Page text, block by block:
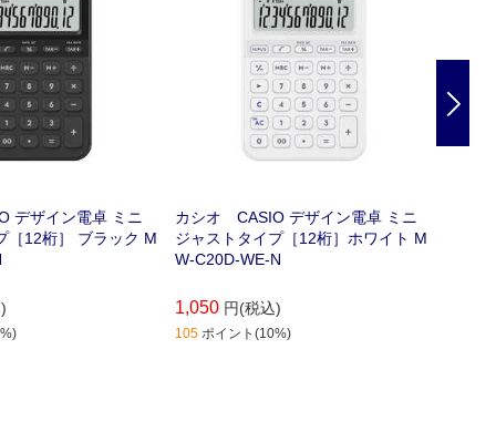
デザイン電卓 ミニ
［12桁］ ブラック M
カシオ CASIO デザイン電卓 ミニ
ジャストタイプ［12桁］ホワイト M
W-C20D-WE-N
1,050 円(税込)
105 ポイント(10%)